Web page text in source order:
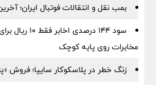
بمب نقل‌ و انتقالات فوتبال ایران؛
سود ۱۴۴ درصدی
مخابرات روی پایه کوچک
زنگ خطر در پلاسکوکار سایپا؛ فروش «پلاسک» ۴۵